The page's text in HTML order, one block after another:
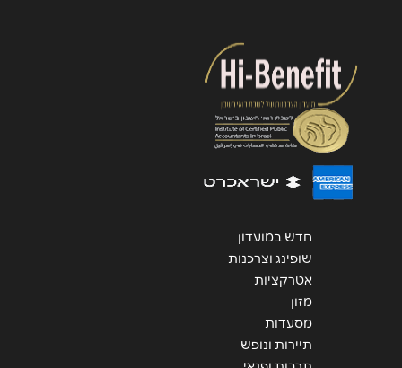
שליחה
חדש במועדון
שופינג וצרכנות
אטרקציות
מזון
מסעדות
תיירות ונופש